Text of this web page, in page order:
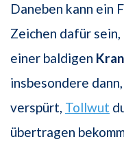
Daneben kann ein
Zeichen dafür
einer baldigen
insbesondere
verspürt, Tollwut
übertragen